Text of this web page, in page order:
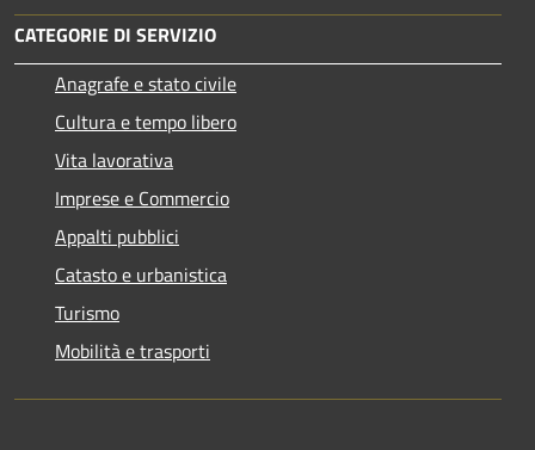
CATEGORIE DI SERVIZIO
Anagrafe e stato civile
Cultura e tempo libero
Vita lavorativa
Imprese e Commercio
Appalti pubblici
Catasto e urbanistica
Turismo
Mobilità e trasporti